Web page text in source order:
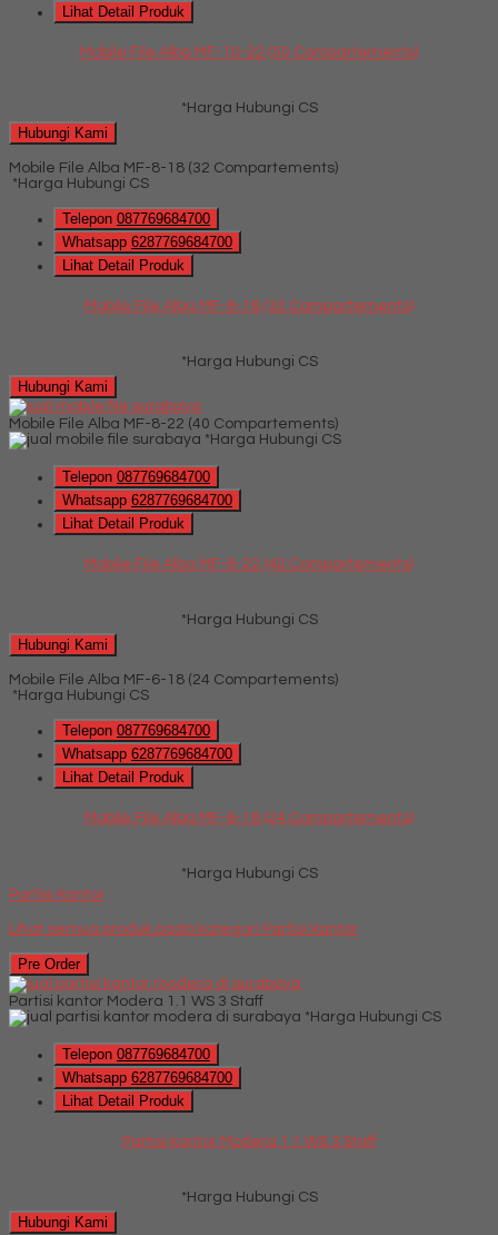
Lihat Detail Produk
Mobile File Alba MF-10-22 (50 Compartements)
*Harga Hubungi CS
Hubungi Kami
Mobile File Alba MF-8-18 (32 Compartements)
*Harga Hubungi CS
Telepon 087769684700
Whatsapp 6287769684700
Lihat Detail Produk
Mobile File Alba MF-8-18 (32 Compartements)
*Harga Hubungi CS
Hubungi Kami
Mobile File Alba MF-8-22 (40 Compartements)
*Harga Hubungi CS
Telepon 087769684700
Whatsapp 6287769684700
Lihat Detail Produk
Mobile File Alba MF-8-22 (40 Compartements)
*Harga Hubungi CS
Hubungi Kami
Mobile File Alba MF-6-18 (24 Compartements)
*Harga Hubungi CS
Telepon 087769684700
Whatsapp 6287769684700
Lihat Detail Produk
Mobile File Alba MF-6-18 (24 Compartements)
*Harga Hubungi CS
Partisi Kantor
Lihat semua produk pada kategori Partisi Kantor
Pre Order
Partisi kantor Modera 1.1 WS 3 Staff
*Harga Hubungi CS
Telepon 087769684700
Whatsapp 6287769684700
Lihat Detail Produk
Partisi kantor Modera 1.1 WS 3 Staff
*Harga Hubungi CS
Hubungi Kami